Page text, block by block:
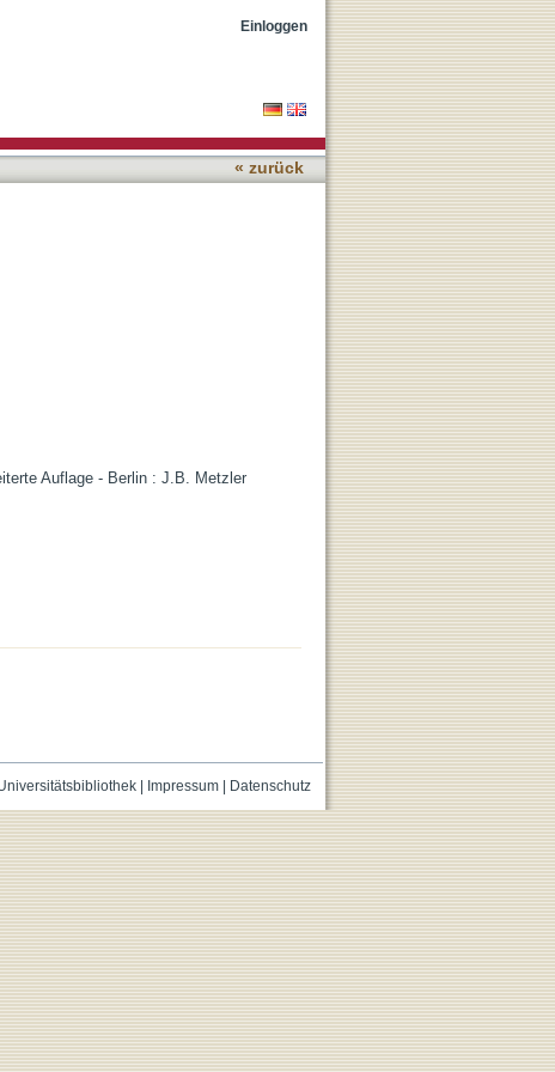
Einloggen
« zurück
Auflage - Berlin : J.B. Metzler
| Impressum| Datenschutz